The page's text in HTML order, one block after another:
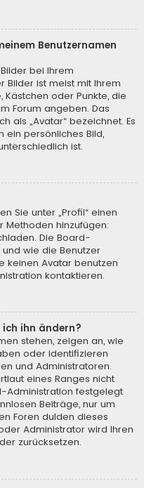
Benutzernamen
bei Ihrem
Bilder ist meist mit Ihrem
Kästchen oder Punkte, die
Forum angeben. Das
als „Avatar“ bezeichnet. Es
ein persönliches Bild,
ist.
Sie unter „Profil“ einen
hinzufügen:
Die Board-
wie die Benutzer
keinen Avatar benutzen
kontaktieren.
ihn ändern?
stehen, zeigen an, wie
oder identifizieren
und Administratoren.
eines Ranges nicht
Administration festgelegt
Beiträge, nur um
Foren dulden dieses
Administrator wird Ihren
zurücksetzen.